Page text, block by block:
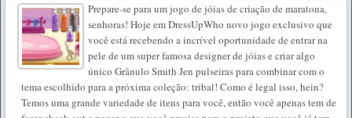
Prepare-se para um jogo de jóias de criação de maratona,
senhoras! Hoje em DressUpWho novo jogo exclusivo que
você está recebendo a incrível oportunidade de entrar na
pele de um super famosa designer de jóias e criar algo
único Grânulo Smith Jen pulseiras para combinar com o
tema escolhido para a próxima coleção: tribal! Como é legal isso, hein?
Temos uma grande variedade de itens para você, então você apenas tem de